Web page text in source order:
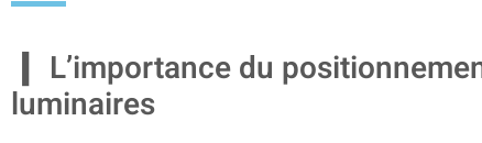
L’importance du
luminaires